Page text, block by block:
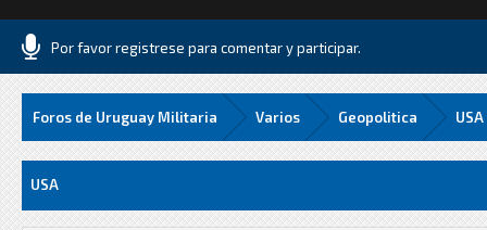
Por favor registrese para comentar y participar.
Foros de Uruguay Militaria Varios Geopolitica USA
USA